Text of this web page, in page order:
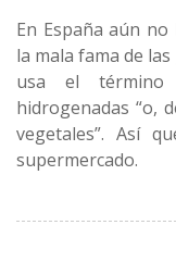
En España aún
la mala fama de
usa el término
hidrogenadas “o,
vegetales”. Así
supermercado.